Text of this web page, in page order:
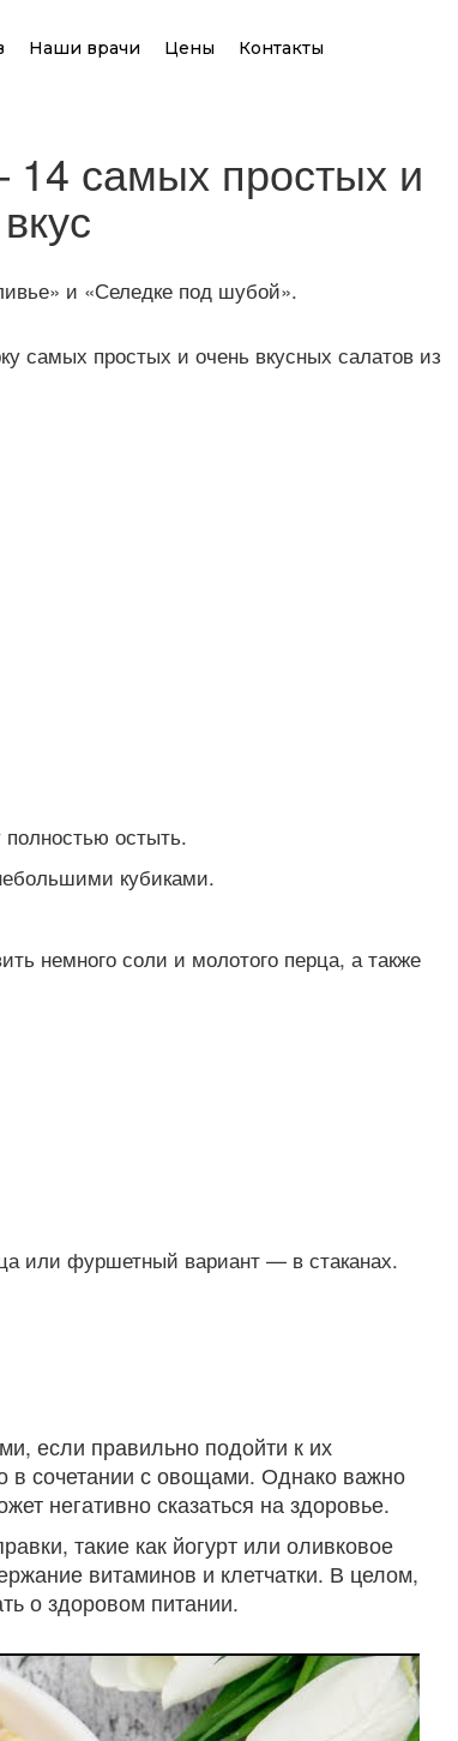
Наши врачи Цены Контакты
самых простых и
и «Селедке под шубой».
самых простых и очень вкусных салатов из
остыть.
кубиками.
немного соли и молотого перца, а также
или фуршетный вариант — в стаканах.
если правильно подойти к их
в сочетании с овощами. Однако важно
негативно сказаться на здоровье.
такие как йогурт или оливковое
витаминов и клетчатки. В целом,
о здоровом питании.